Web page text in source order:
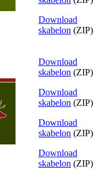
Download
skabelon (ZIP)
Download
skabelon (ZIP)
Download
skabelon (ZIP)
Download
skabelon (ZIP)
Download
skabelon (ZIP)